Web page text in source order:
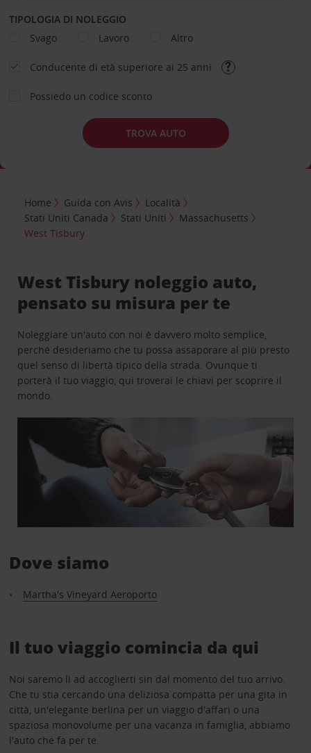
TIPOLOGIA DI NOLEGGIO
Svago
Lavoro Altro
Conducente di età superiore ai 25 anni
Possiedo un codice sconto
TROVA AUTO
Home Guida con Avis
Località
Stati Uniti Canada
Stati Uniti
Massachusetts
West Tisbury
West Tisbury noleggio auto,
pensato su misura per te
Noleggiare un'auto con noi è davvero molto semplice,
perché desideriamo che tu possa assaporare al più presto
quel senso di libertà tipico della strada. Ovunque ti
porterà il tuo viaggio, qui troverai le chiavi per scoprire il
mondo.
Dove siamo
Martha's Vineyard Aeroporto
Il tuo viaggio comincia da qui
Noi saremo lì ad accoglierti sin dal momento del tuo arrivo.
Che tu stia cercando una deliziosa compatta per una gita in
città, un'elegante berlina per un viaggio d'affari o una
spaziosa monovolume per una vacanza in famiglia, abbiamo
l'auto che fa per te.